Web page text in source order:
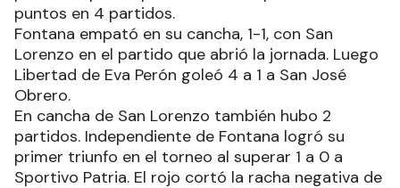
puntos en 4 partidos.
Fontana empató en su cancha, 1-1, con San
Lorenzo en el partido que abrió la jornada. Luego
Libertad de Eva Perón goleó 4 a 1 a San José
Obrero.
En cancha de San Lorenzo también hubo 2
partidos. Independiente de Fontana logró su
primer triunfo en el torneo al superar 1 a 0 a
Sportivo Patria. El rojo cortó la racha negativa de